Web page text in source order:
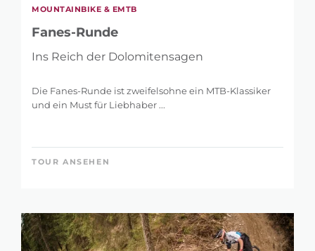
MOUNTAINBIKE & EMTB
Fanes-Runde
Ins Reich der Dolomitensagen
Die Fanes-Runde ist zweifelsohne ein MTB-Klassiker
und ein Must für Liebhaber ...
TOUR ANSEHEN